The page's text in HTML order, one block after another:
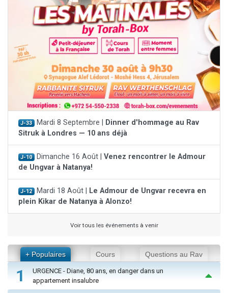
J-33 Mardi 8 Septembre |
Dinner d'hommage au Rav
Sitruk à Londres — 10 ans déjà
J-10 Dimanche 16 Août | Venez rencontrer le Admour
de Ungvar à Natanya!
J-12 Mardi 18 Août |
Le Admour de Ungvar recevra en
plein Kikar de Natanya à Alonzo!
Voir tous les événements à venir
+ Populaires Cours Questions au Rav
1
URGENCE - Diane, 80 ans, en danger dans un
appartement insalubre